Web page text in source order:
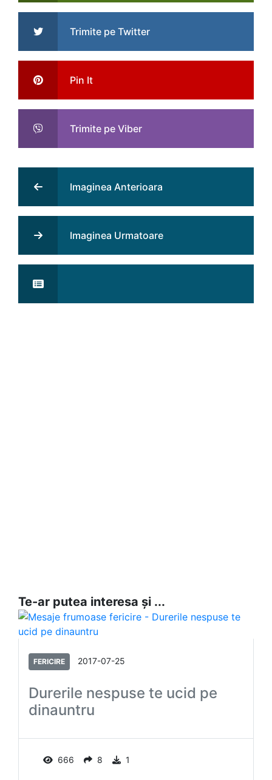
Trimite pe Twitter
Pin It
Trimite pe Viber
Imaginea Anterioara
Imaginea Urmatoare
Te-ar putea interesa și ...
FERICIRE 2017-07-25
Durerile nespuse te ucid pe
dinauntru
666 8 1